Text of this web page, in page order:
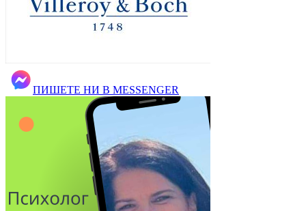
ПИШЕТЕ НИ В MESSENGER